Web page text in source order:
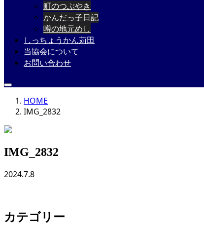
町のつぶやき
かんだっ子日記
噂の地元めし
しっちょうかん苅田
当協会について
お問い合わせ
HOME
IMG_2832
IMG_2832
2024.7.8
カテゴリー